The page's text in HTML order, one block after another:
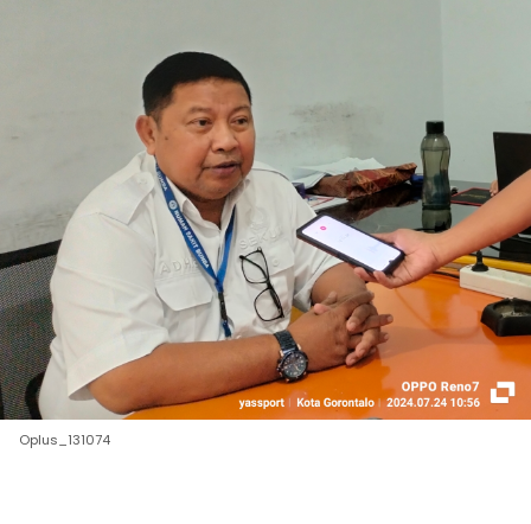
Oplus_131074